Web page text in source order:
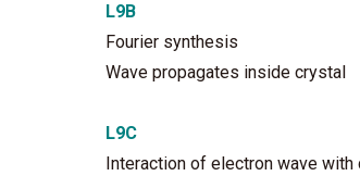
L9B
Fourier synthesis
Wave propagates inside crystal
L9C
Interaction of electron wave with